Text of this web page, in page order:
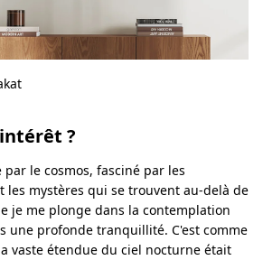
?
le cosmos, fasciné par les
les mystères qui se trouvent au-delà de
je me plonge dans la contemplation
une profonde tranquillité. C'est comme
vaste étendue du ciel nocturne était